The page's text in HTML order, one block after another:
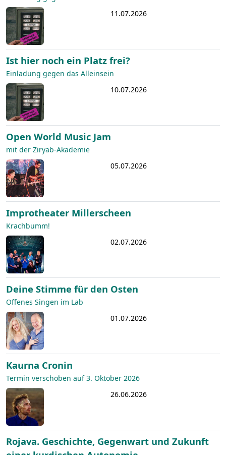
11.07.2026
Ist hier noch ein Platz frei?
Einladung gegen das Alleinsein
10.07.2026
Open World Music Jam
mit der Ziryab-Akademie
05.07.2026
Improtheater Millerscheen
Krachbumm!
02.07.2026
Deine Stimme für den Osten
Offenes Singen im Lab
01.07.2026
Kaurna Cronin
Termin verschoben auf 3. Oktober 2026
26.06.2026
Rojava. Geschichte, Gegenwart und Zukunft